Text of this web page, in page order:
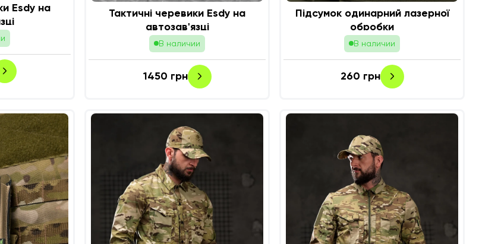
Esdy на
Тактичні черевики Esdy на
автозав'язці
В наличии
1450 грн
Підсумок одинарний лазерної
обробки
В наличии
260 грн